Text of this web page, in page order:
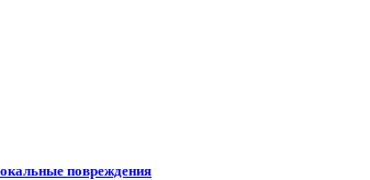
повреждения